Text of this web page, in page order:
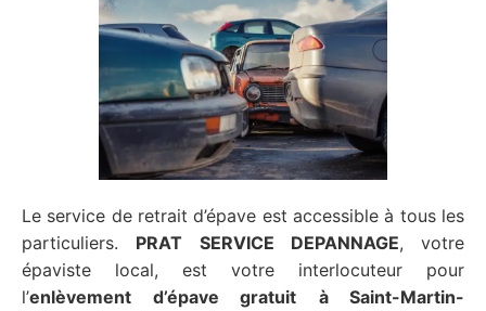
Le service de retrait d’épave est accessible à tous les
particuliers. PRAT SERVICE DEPANNAGE, votre
épaviste local, est votre interlocuteur pour
l’enlèvement d’épave gratuit
à Saint-Martin-